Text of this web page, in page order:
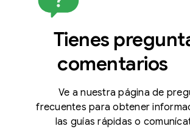
Tienes
comentarios
Ve a nuestra página de
frecuentes para obtener
las guías rápidas o